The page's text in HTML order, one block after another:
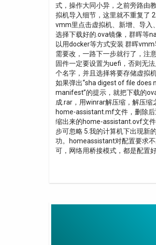
式，操作大同小异，之前旁路由
拟机导入细节，这里就不重复了
vmm里点击虚拟机、新增、导入
选择下载好的.ova镜像，群晖等
以用docker等方式安装 群晖
需要改，一路下一步就行了，注
固件一定要设置为uefi，否则无
个名字，并且选择将要存储虚拟
如果弹出“sha digest of file does
manifest”的提示，就把下载的
成.rar，用winrar解压缩，解压缩
home-assistant.mf文件，删除
缩出来的home-assistant.ovf文
步可忽略 5.我的计算机下出现新
功。homeassistant对配置要求
可，网络用桥接模式，都是配置
Wifi